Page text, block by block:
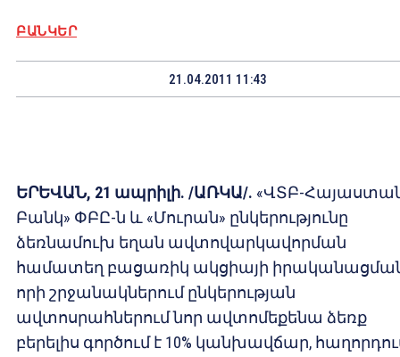
ԲԱՆԿԵՐ
21.04.2011 11:43
ԵՐԵՎԱՆ, 21 ապրիլի. /ԱՌԿԱ/. «ՎՏԲ-
Բանկ» ՓԲԸ-ն և «Մուրան» ընկերությունը
ձեռնամուխ եղան ավտովարկավորման
համատեղ բացառիկ ակցիայի
որի շրջանակներում ընկերության
ավտոսրահներում նոր ավտոմեքենա ձեռք
բերելիս գործում է 10% կանխավճար,